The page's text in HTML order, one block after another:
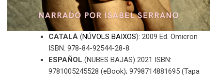
CATALÀ (NÚVOLS BAIXOS): 2009 Ed. Omicron
ISBN: 978-84-92544-28-8
ESPAÑOL (NUBES BAJAS) 2021 ISBN:
9781005245528 (eBook); 9798714881695 (Tapa